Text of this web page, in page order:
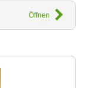
Öffnen